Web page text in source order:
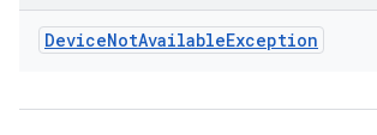
DeviceNotAvailableException